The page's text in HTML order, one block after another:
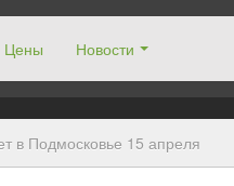
Цены Новости
в Подмосковье 15 апреля